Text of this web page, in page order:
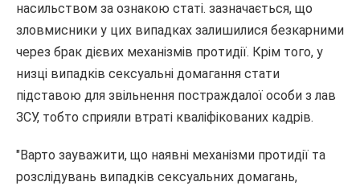
насильством за ознакою статі. зазначається, що
зловмисники у цих випадках залишилися безкарними
через брак дієвих механізмів протидії. Крім того, у
низці випадків сексуальні домагання стати
підставою для звільнення постраждалої особи з лав
ЗСУ, тобто сприяли втраті кваліфікованих кадрів.
"Варто зауважити, що наявні механізми протидії та
розслідувань випадків сексуальних домагань,